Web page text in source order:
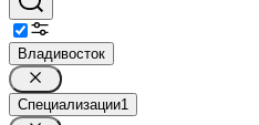
Владивосток
Специализации1